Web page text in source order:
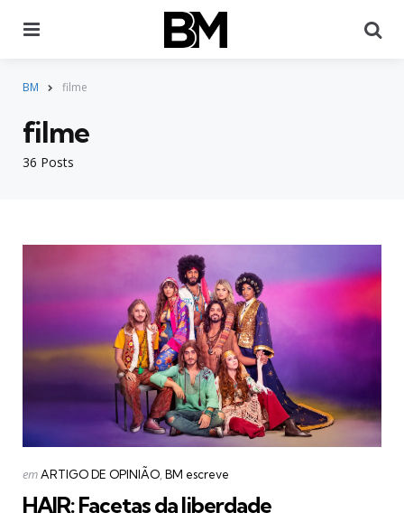
BM filme
36 Posts
filme
Categorias
Postado
emARTIGO DE OPINIÃO BM escreve
HAIR: Facetas da liberdade